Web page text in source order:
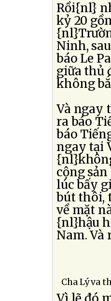
Rồi{nl}
kỷ 20
Ninh,
báo Le
giữa thủ
không
Và ngay
ra báo
báo
ngay tại
cộng
lúc bấy
bút thôi,
về mặt
{nl}hậu
Nam.
Cha Lý va